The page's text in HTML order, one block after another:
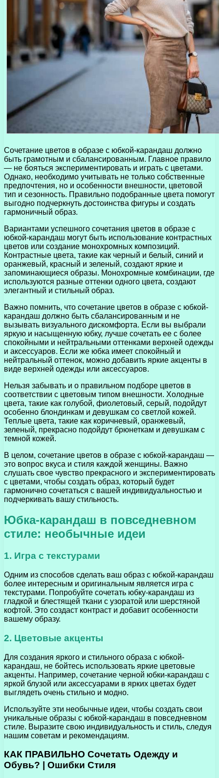
Сочетание цветов в образе с юбкой-карандаш должно
быть грамотным и сбалансированным. Главное правило
— не бояться экспериментировать и играть с цветами.
Однако, необходимо учитывать не только собственные
предпочтения, но и особенности внешности, цветовой
тип и сезонность. Правильно подобранные цвета помогут
выгодно подчеркнуть достоинства фигуры и создать
гармоничный образ.
Вариантами успешного сочетания цветов в образе с
юбкой-карандаш могут быть использование контрастных
цветов или создание монохромных композиций.
Контрастные цвета, такие как черный и белый, синий и
оранжевый, красный и зеленый, создают яркие и
запоминающиеся образы. Монохромные комбинации, где
используются разные оттенки одного цвета, создают
элегантный и стильный образ.
Важно помнить, что сочетание цветов в образе с юбкой-
карандаш должно быть сбалансированным и не
вызывать визуального дискомфорта. Если вы выбрали
яркую и насыщенную юбку, лучше сочетать ее с более
спокойными и нейтральными оттенками верхней одежды
и аксессуаров. Если же юбка имеет спокойный и
нейтральный оттенок, можно добавить яркие акценты в
виде верхней одежды или аксессуаров.
Нельзя забывать и о правильном подборе цветов в
соответствии с цветовым типом внешности. Холодные
цвета, такие как голубой, фиолетовый, серый, подойдут
особенно блондинкам и девушкам со светлой кожей.
Теплые цвета, такие как коричневый, оранжевый,
зеленый, прекрасно подойдут брюнеткам и девушкам с
темной кожей.
В целом, сочетание цветов в образе с юбкой-карандаш —
это вопрос вкуса и стиля каждой женщины. Важно
слушать свое чувство прекрасного и экспериментировать
с цветами, чтобы создать образ, который будет
гармонично сочетаться с вашей индивидуальностью и
подчеркивать вашу стильность.
Юбка-карандаш в повседневном
стиле: необычные идеи
1. Игра с текстурами
Одним из способов сделать ваш образ с юбкой-карандаш
более интересным и оригинальным является игра с
текстурами. Попробуйте сочетать юбку-карандаш из
гладкой и блестящей ткани с узоратой или шерстяной
кофтой. Это создаст контраст и добавит особенности
вашему образу.
2. Цветовые акценты
Для создания яркого и стильного образа с юбкой-
карандаш, не бойтесь использовать яркие цветовые
акценты. Например, сочетание черной юбки-карандаш с
яркой блузой или аксессуарами в ярких цветах будет
выглядеть очень стильно и модно.
Используйте эти необычные идеи, чтобы создать свои
уникальные образы с юбкой-карандаш в повседневном
стиле. Выразите свою индивидуальность и стиль, следуя
нашим советам и рекомендациям.
КАК ПРАВИЛЬНО Сочетать Одежду и
Обувь? | Ошибки Стиля